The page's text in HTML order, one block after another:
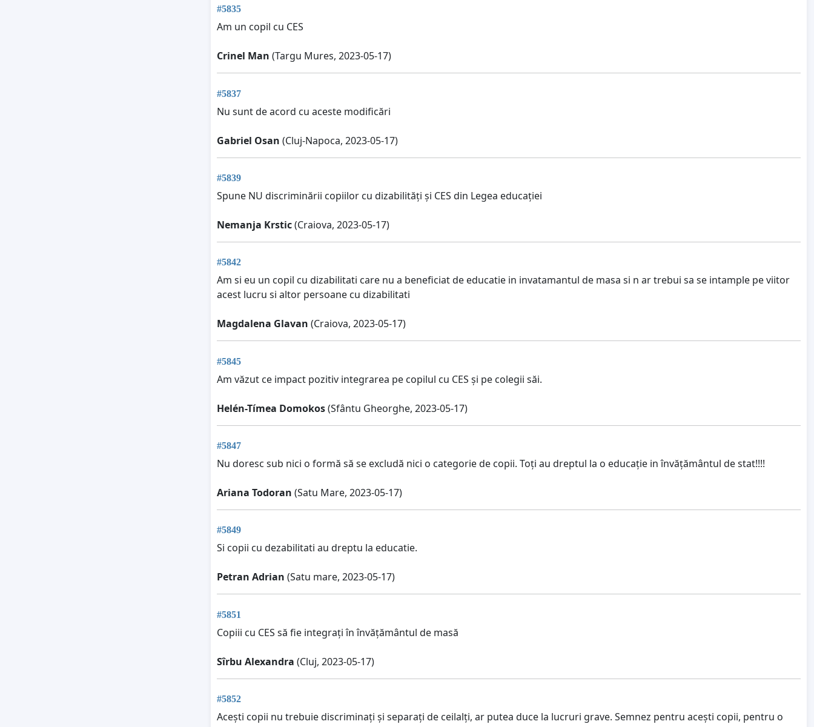
#5835
Am un copil cu CES
Crinel Man (Targu Mures, 2023-05-17)
#5837
Nu sunt de acord cu aceste modificări
Gabriel Osan (Cluj-Napoca, 2023-05-17)
#5839
Spune NU discriminării copiilor cu dizabilități și CES din Legea educației
Nemanja Krstic(Craiova, 2023-05-17)
#5842
Am si eu un copil cu dizabilitati care nu a beneficiat de educatie in invatamantul de masa si n ar trebui sa se intample pe viitor
acest lucru si altor persoane cu dizabilitati
Magdalena Glavan (Craiova, 2023-05-17)
#5845
Am văzut ce impact pozitiv integrarea pe copilul cu CES și pe colegii săi.
Helén-Tímea Domokos(Sfântu Gheorghe, 2023-05-17)
#5847
Nu doresc sub nici o formă să se excludă nici o categorie de copii. Toți au dreptul la o educație in învățământul de stat!!!!
Ariana Todoran (Satu Mare, 2023-05-17)
#5849
Si copii cu dezabilitati au dreptu la educatie.
Petran Adrian (Satu mare, 2023-05-17)
#5851
Copiii cu CES să fie integrați în învățământul de masă
Sîrbu Alexandra (Cluj, 2023-05-17)
#5852
Acești copii nu trebuie discriminați și separați de ceilalți, ar putea duce la lucruri grave. Semnez pentru acești copii, pentru o